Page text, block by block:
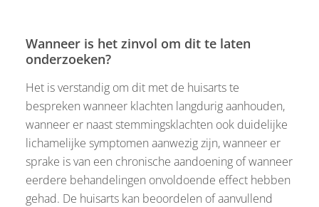
Wanneer is het zinvol om dit te laten
onderzoeken?
Het is verstandig om dit met de huisarts te
bespreken wanneer klachten langdurig aanhouden,
wanneer er naast stemmingsklachten ook duidelijke
lichamelijke symptomen aanwezig zijn, wanneer er
sprake is van een chronische aandoening of wanneer
eerdere behandelingen onvoldoende effect hebben
gehad. De huisarts kan beoordelen of aanvullend